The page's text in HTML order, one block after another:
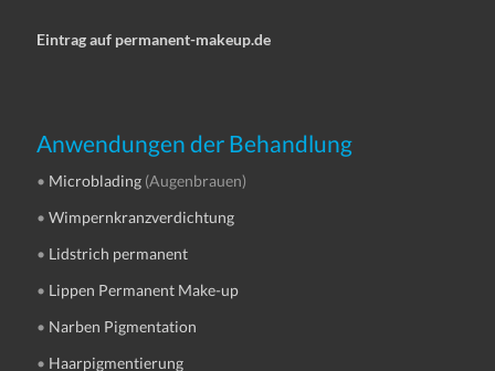
Eintrag auf permanent-makeup.de
Anwendungen der Behandlung
• Microblading (Augenbrauen)
•Wimpernkranzverdichtung
• Lidstrich permanent
• Lippen Permanent Make-up
• Narben Pigmentation
• Haarpigmentierung